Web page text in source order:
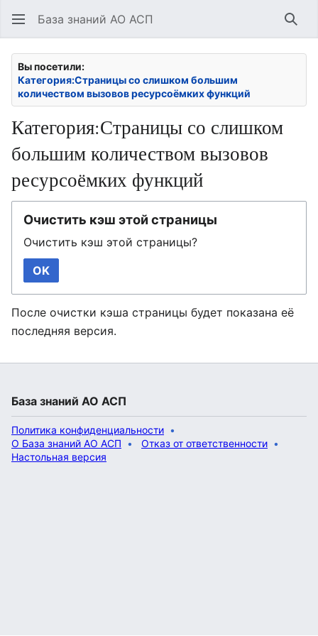
База знаний АО АСП
Вы посетили:
Категория:Страницы со слишком большим
количеством вызовов ресурсоёмких функций
Категория:Страницы со слишком
большим количеством вызовов
ресурсоёмких функций
Очистить кэш этой страницы
Очистить кэш этой страницы?
OK
После очистки кэша страницы будет показана её
последняя версия.
База знаний АО АСП
Политика конфиденциальности
О База знаний АО АСП
Отказ от ответственности
Настольная версия